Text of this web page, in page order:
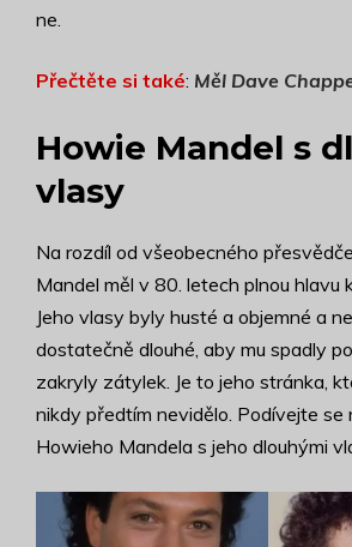
ne.
Přečtěte si také: Měl Dave
Howie Mandel s
vlasy
Na rozdíl od všeobecného
Mandel měl v 80. letech plnou hlavu
Jeho vlasy byly husté a objemné a
dostatečně dlouhé, aby mu spadly
zakryly zátylek. Je to jeho stránka,
nikdy předtím nevidělo. Podívejte
Howieho Mandela s jeho dlouhými